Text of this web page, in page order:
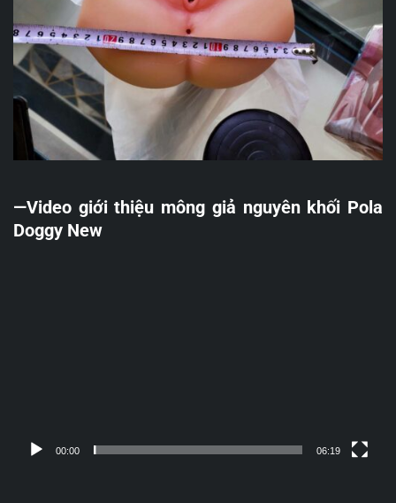
—Video giới thiệu mông giả nguyên khối Pola
Doggy New
00:00 06:19